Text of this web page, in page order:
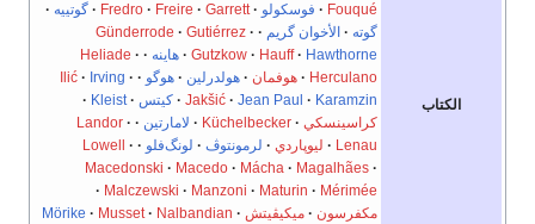
الكتاب
Fouqué
فوسكولو Fredro Freire Garrett
گوتييه
گوته
الأخوان گريم Günderrode
Gutiérrez
Gutzkow
Hauff Hawthorne هاينه
Heliade
Herculano
هوفمان هولدرلين هوگو Ilić
Irving
Jakšić
Jean Paul Karamzin كيتس
Kleist
كراسينسكي
Küchelbecker لامارتين
Landor
Lenau
ليوپاردي لرمونتوڤ لونگ‌فلو
Lowell
Macedonski
Macedo Mácha
Magalhães
Malczewski
Manzoni Maturin
Mérimée
مكفرسون
ميكيڤيتش Mörike Musset
Nalbandian